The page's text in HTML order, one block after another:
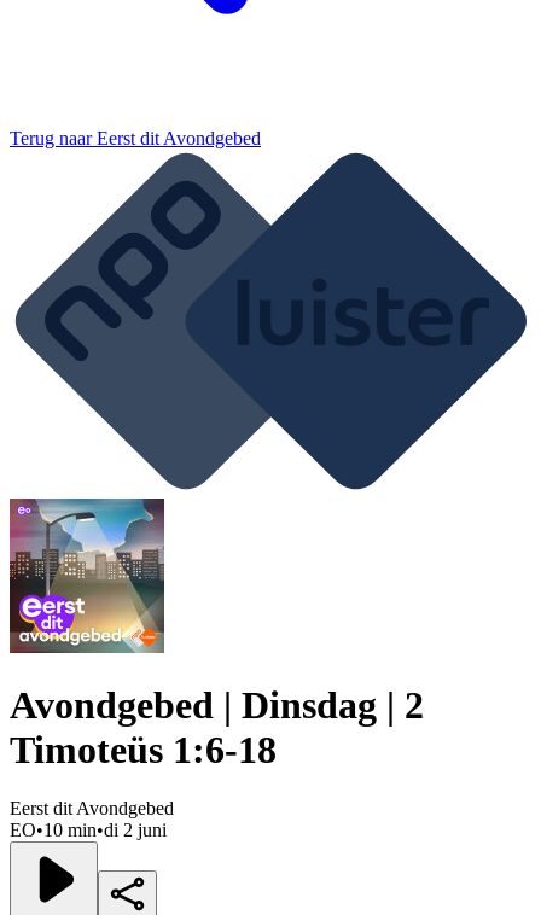
Terug naarEerst dit Avondgebed
Avondgebed | Dinsdag | 2
Timoteüs 1:6-18
Eerst dit Avondgebed
EO•10 min•di 2 juni